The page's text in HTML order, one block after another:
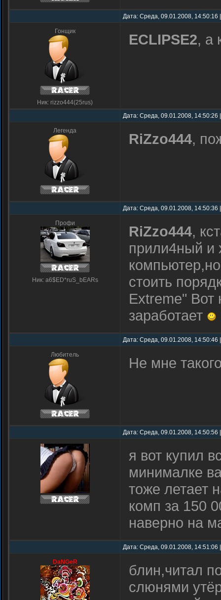
Дата: Среда, 09.01.2008,
Гонщик
Ник: rizzo444(25rus)
ECLIPSE2, а
Дата: Среда, 09.01.2008,
Легенда RiZzo444,
Дата: Среда, 09.01.2008,
Профи
Ник: a6$ED*ruS_bEARs
RiZzo444,
прили4ный и
стоить
Extreme" Вот
заработает
Дата: Среда, 09.01.2008,
Любитель Не мне
Дата: Среда, 09.01.2008,
я вот купил
минималке
тоже летает
комп за 150
наверно на
Дата: Среда, 09.01.2008,
DaNGeR
блин,читал
слюнями